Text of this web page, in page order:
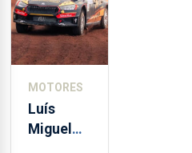
MOTORES
Luís
Miguel